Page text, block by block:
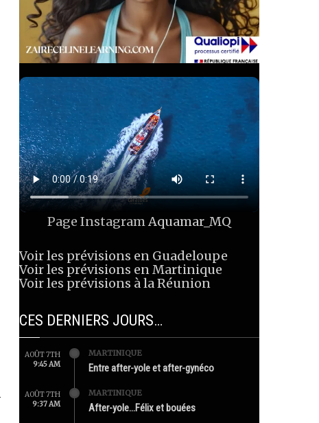
Page InstagramAquamar_MQ
Voir les prévisions en Guadeloupe
Voir les prévisions en Martinique
Voir les prévisions à la Réunion
CES DERNIERS JOURS…
AOÛT 7TH
9:45 AM
MARTINIQUE
Entre after-yole et after-gynéco
AOÛT 7TH
9:37 AM
MARTINIQUE
After-yole…Félix et bouées